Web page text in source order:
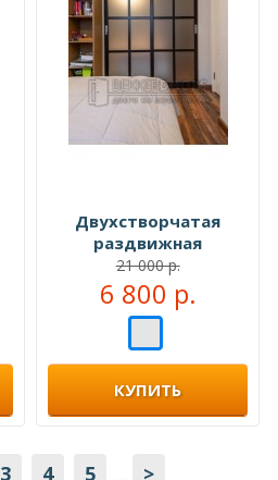
Двухстворчатая
раздвижная
перегородка №111888
21 000 р.
6 800 р.
КУПИТЬ
3 4 5 >